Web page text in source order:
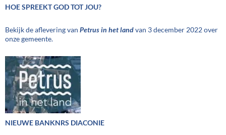
HOE SPREEKT GOD TOT JOU?
Bekijk de aflevering van Petrus in het landvan 3 december 2022 over
onze gemeente.
NIEUWE BANKNRS DIACONIE